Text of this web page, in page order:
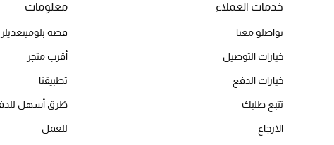
خدمات العملاء
تواصلو معنا
خيارات التوصيل
خيارات الدفع
تتبع طلبك
الارجاع
معلومات
قصة بلومينغديلز
أقرب متجر
تطبيقنا
طُرق أسهل
للعمل